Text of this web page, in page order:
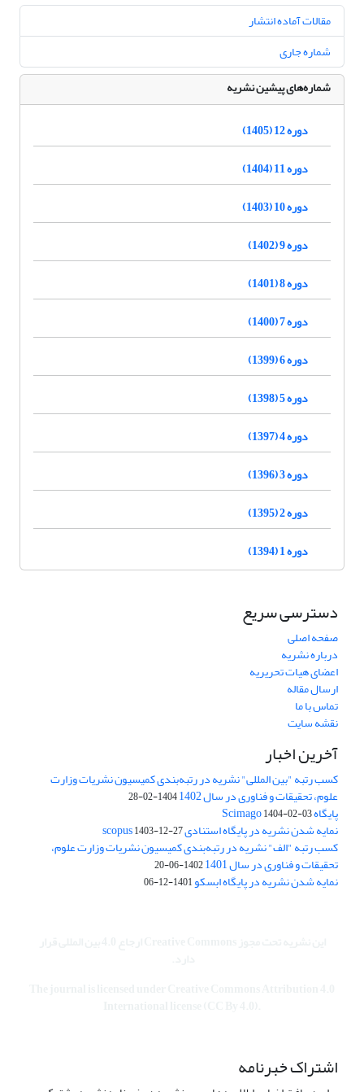
مقالات آماده انتشار
شماره جاری
شماره‌های پیشین نشریه
دوره 12 (1405)
دوره 11 (1404)
دوره 10 (1403)
دوره 9 (1402)
دوره 8 (1401)
دوره 7 (1400)
دوره 6 (1399)
دوره 5 (1398)
دوره 4 (1397)
دوره 3 (1396)
دوره 2 (1395)
دوره 1 (1394)
دسترسی سریع
صفحه اصلی
درباره نشریه
اعضای هیات تحریریه
ارسال مقاله
تماس با ما
نقشه سایت
آخرین اخبار
کسب رتبه "بین المللی" نشریه در رتبه‌بندی کمیسیون نشریات وزارت
علوم، تحقیقات و فناوری در سال 1402 1404-02-28
پایگاه Scimago1404-02-03
نمایه شدن نشریه در پایگاه استنادی scopus1403-12-27
کسب رتبه "الف" نشریه در رتبه‌بندی کمیسیون نشریات وزارت علوم،
تحقیقات و فناوری در سال 1401 1402-06-20
نمایه شدن نشریه در پایگاه ابسکو1401-12-06
اشتراک خبرنامه